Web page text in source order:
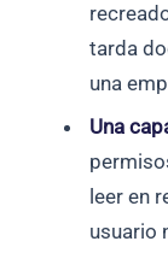
tarda
una
Una
leer en
usuario